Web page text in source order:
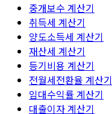
중개보수 계산기
취득세 계산기
양도소득세 계산기
재산세 계산기
등기비용 계산기
전월세전환율 계산기
임대수익률 계산기
대출이자 계산기